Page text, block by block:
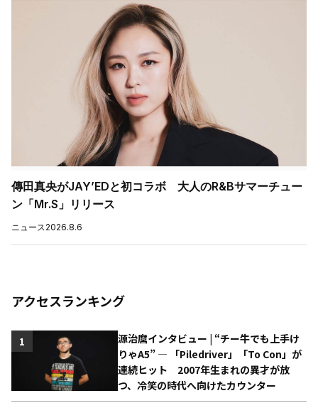
傳田真央がJAY’EDと初コラボ 大人のR&Bサマーチュー
ン「Mr.S」リリース
ニュース2026.8.6
アクセスランキング
源治麿インタビュー | “チー牛でも上手け
りゃA5” ― 「Piledriver」「To Con」が
連続ヒット 2007年生まれの異才が放
つ、冷笑の時代へ向けたカウンター
1